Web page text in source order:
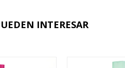
INTERESAR